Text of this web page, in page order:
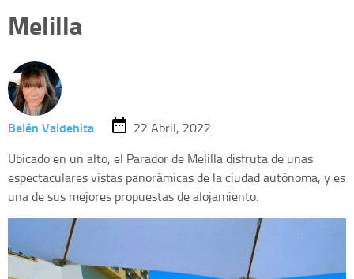
Melilla
Belén Valdehita
22 Abril, 2022
Ubicado en un alto, el Parador de Melilla disfruta de unas
espectaculares vistas panorámicas de la ciudad autónoma, y es
una de sus mejores propuestas de alojamiento.